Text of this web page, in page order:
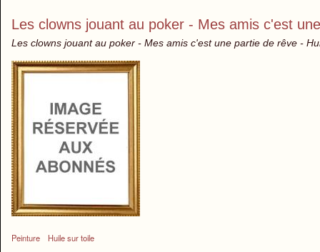
Les clowns jouant au poker - Mes amis c'est
Les clowns jouant au poker - Mes amis c'est une partie de rêve -
Peinture Huile sur toile